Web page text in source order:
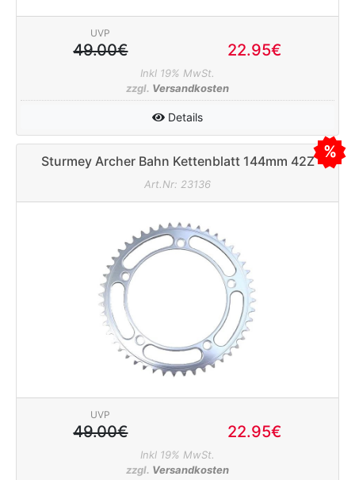
UVP
49.00€ 22.95€
Inkl 19% MwSt.
zzgl. Versandkosten
Details
Sturmey Archer Bahn Kettenblatt 144mm 42Z
Art.Nr: 23136
UVP
49.00€ 22.95€
Inkl 19% MwSt.
zzgl. Versandkosten